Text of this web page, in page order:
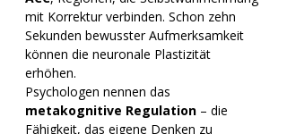
mit Korrektur verbinden. Schon zehn
Sekunden bewusster Aufmerksamkeit
können die neuronale Plastizität
erhöhen.
Psychologen nennen das
metakognitive Regulation – die
Fähigkeit, das eigene Denken zu